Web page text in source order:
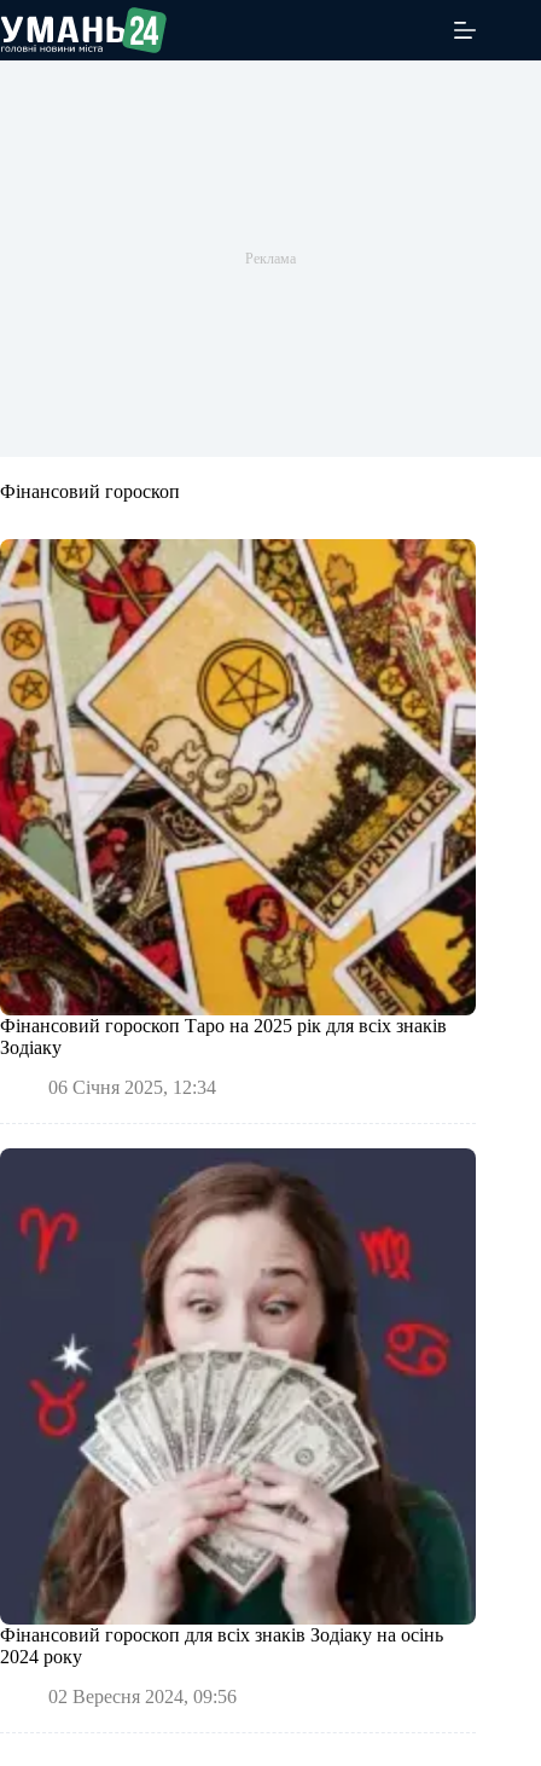
до
вмісту
Фінансовий гороскоп
Фінансовий гороскоп Таро на 2025 рік для всіх знаків
Зодіаку
06 Січня 2025, 12:34
Фінансовий гороскоп для всіх знаків Зодіаку на осінь
2024 року
02 Вересня 2024, 09:56